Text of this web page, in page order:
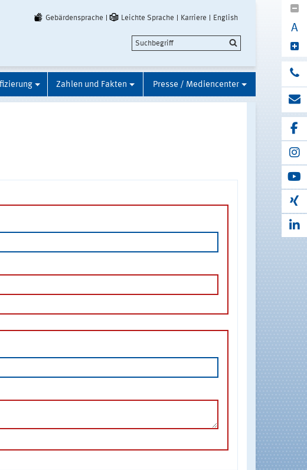
Gebärdensprache Leichte Sprache Karriere English
A
Zahlen und Fakten Presse / Mediencenter